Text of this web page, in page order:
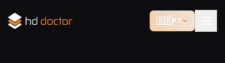
🇧🇷 PT